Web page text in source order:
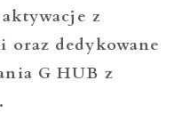
z
dedykowane
G HUB z